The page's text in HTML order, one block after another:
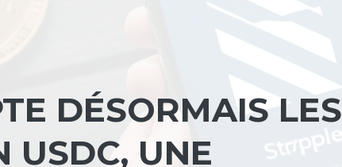
DÉSORMAIS LES
USDC, UNE